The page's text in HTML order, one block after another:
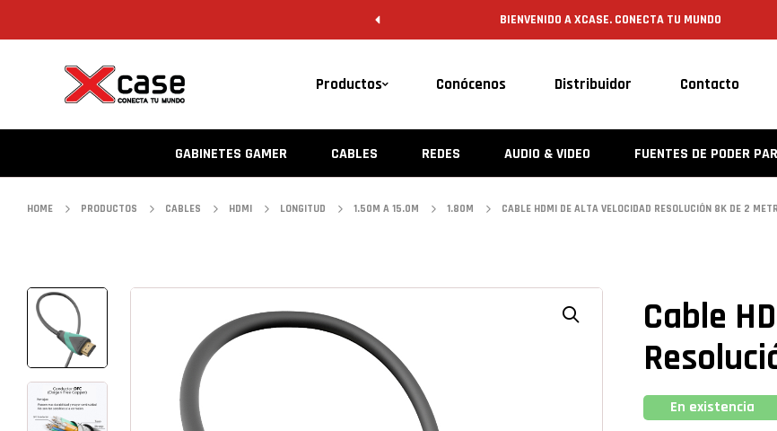
BIENVENIDO A XCASE. CONECTA TU MUNDO
Productos Conócenos Distribuidor Contacto
GABINETES GAMER CABLES REDES AUDIO & VIDEO FUENTES DE PODER
HOME PRODUCTOS CABLES HDMI LONGITUD 1.50M A 15.0M 1.80M CABLE HDMI DE ALTA VELOCIDAD RESOLUCIÓN 8K DE 2
Cable
En existencia